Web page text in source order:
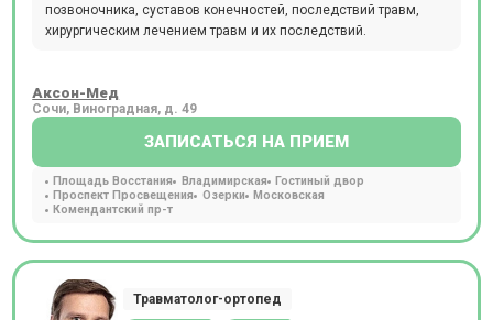
позвоночника, суставов конечностей, последствий травм,
хирургическим лечением травм и их последствий.
Аксон-Мед
Сочи, Виноградная, д. 49
ЗАПИСАТЬСЯ НА ПРИЕМ
Площадь Восстания Владимирская
Гостиный двор
Проспект Просвещения
Озерки
Московская
Комендантский пр-т
Травматолог-ортопед